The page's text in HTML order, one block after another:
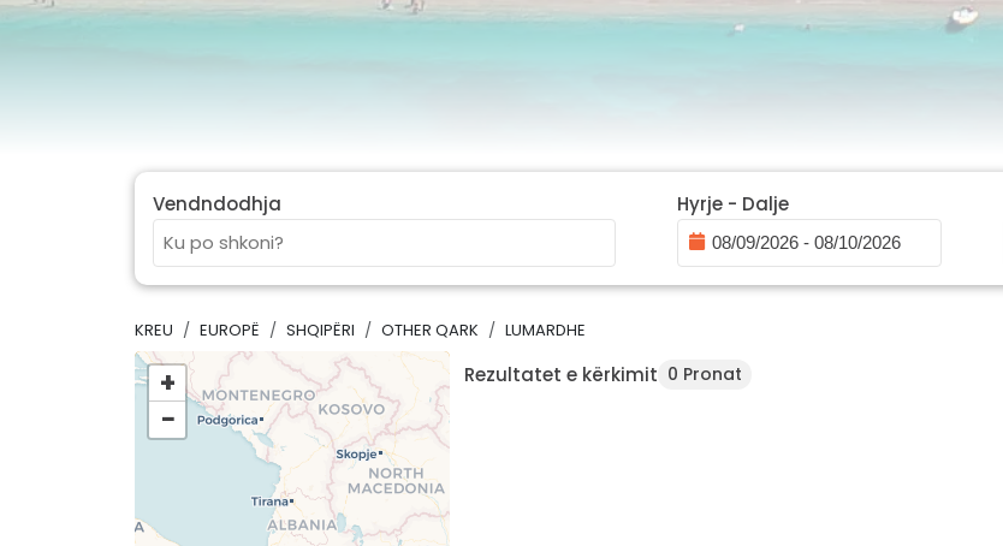
Vendndodhja Hyrje - Dalje
KREU EUROPË SHQIPËRI OTHER QARK LUMARDHE
+
−
Rezultatet e kërkimit 0 Pronat